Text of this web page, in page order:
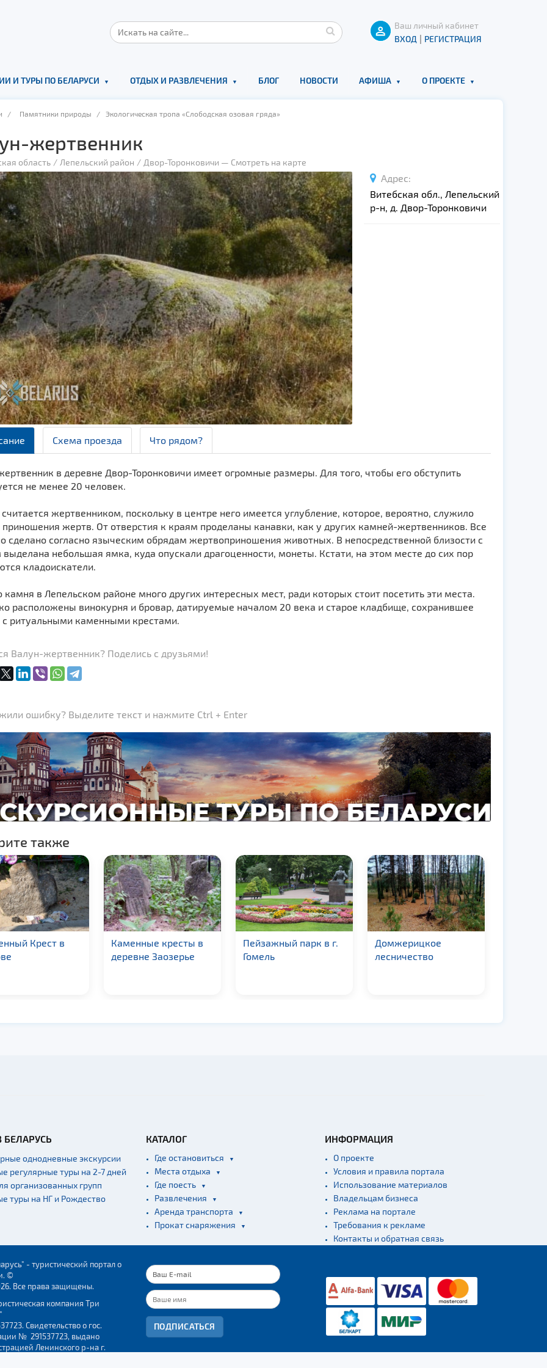
Ваш личный кабинет
ВХОД | РЕГИСТРАЦИЯ
И ТУРЫ ПО БЕЛАРУСИ ОТДЫХ И РАЗВЛЕЧЕНИЯ БЛОГ НОВОСТИ АФИША О ПРОЕКТЕ
/ Памятники природы / Экологическая тропа «Слободская озовая гряда»
жертвенник
область Лепельский район Двор-Торонковичи — Смотреть на карте
Адрес:
Витебская обл., Лепельский
р-н, д. Двор-Торонковичи
Схема проезда Что рядом?
в деревне Двор-Торонковичи имеет огромные размеры. Для того, чтобы его обступить
не менее 20 человек.
жертвенником, поскольку в центре него имеется углубление, которое, вероятно, служило
жертв. От отверстия к краям проделаны канавки, как у других камней-жертвенников. Все
сделано согласно языческим обрядам жертвоприношения животных. В непосредственной близости с
небольшая ямка, куда опускали драгоценности, монеты. Кстати, на этом месте до сих пор
кладоискатели.
в Лепельском районе много других интересных мест, ради которых стоит посетить эти места.
расположены винокурня и бровар, датируемые началом 20 века и старое кладбище, сохранившее
ритуальными каменными крестами.
Валун-жертвенник? Поделись с друзьями!
ошибку? Выделите текст и нажмите Ctrl + Enter
также
Крест в
Каменные кресты в
деревне Заозерье
Пейзажный парк в г.
Гомель
Домжерицкое
лесничество
БЕЛАРУСЬ
однодневные экскурсии
регулярные туры на 2-7 дней
организованных групп
туры на НГ и Рождество
КАТАЛОГ
Где остановиться
Места отдыха
Где поесть
Развлечения
Аренда транспорта
Прокат снаряжения
ИНФОРМАЦИЯ
О проекте
Условия и правила портала
Использование материалов
Владельцам бизнеса
Реклама на портале
Требования к рекламе
Контакты и обратная связь
- туристический портал о
©
Все права защищены.
компания Три
Свидетельство о гос.
№ 291537723, выдано
Ленинского р-на г.
ПОДПИСАТЬСЯ